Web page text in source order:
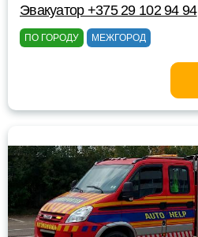
Эвакуатор +375 29 102 94 94
ПО ГОРОДУ МЕЖГОРОД